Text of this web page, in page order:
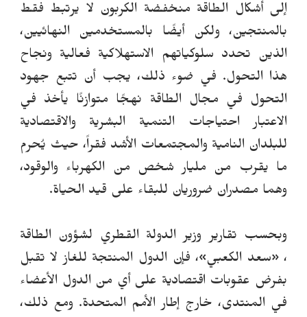
إلى أشكال الطاقة منخفضة الكربون لا يرتبط فقط
بالمنتجين، ولكن أيضًا بالمستخدمين النهائيين،
الذين تحدد سلوكياتهم الاستهلاكية فعالية ونجاح
هذا التحول. في ضوء ذلك، يجب أن تتبع جهود
التحول في مجال الطاقة نهجًا متوازنًا يأخذ في
الاعتبار احتياجات التنمية البشرية والاقتصادية
للبلدان النامية والمجتمعات الأشد فقراً، حيث يُحرم
ما يقرب من مليار شخص من الكهرباء والوقود،
وهما مصدران ضروريان للبقاء على قيد الحياة.
وبحسب تقارير وزير الدولة القطري لشؤون الطاقة
،«سعد الكعبي»، فإن الدول المنتجة للغاز لا تقبل
بفرض عقوبات اقتصادية على أي من الدول الأعضاء
في المنتدى، خارج إطار الأمم المتحدة. ومع ذلك،